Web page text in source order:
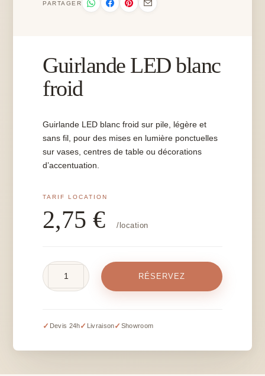
PARTAGER
Guirlande LED blanc
froid
Guirlande LED blanc froid sur pile, légère et
sans fil, pour des mises en lumière ponctuelles
sur vases, centres de table ou décorations
d’accentuation.
2,75€ /location
blanc
RÉSERVEZ
✓ Devis 24h✓ Livraison✓ Showroom